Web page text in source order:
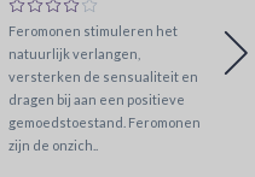
Feromonen stimuleren het
natuurlijk verlangen,
versterken de sensualiteit en
dragen bij aan een positieve
gemoedstoestand. Feromonen
zijn de onzich..